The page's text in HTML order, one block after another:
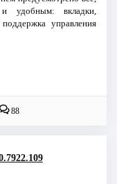
удобным: вкладки,
управления
88